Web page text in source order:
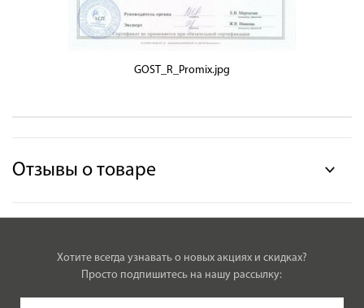
GOST_R_Promix.jpg
Отзывы о товаре
Хотите всегда узнавать о новых акциях и скидках?
Просто подпишитесь на нашу рассылку: